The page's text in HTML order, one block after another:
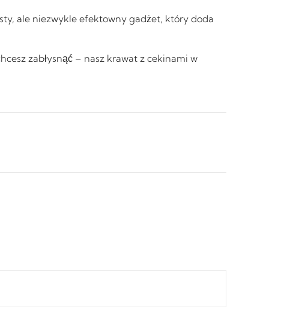
ale niezwykle efektowny gadżet, który doda
zabłysnąć – nasz krawat z cekinami w